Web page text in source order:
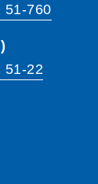
51-760
51-22